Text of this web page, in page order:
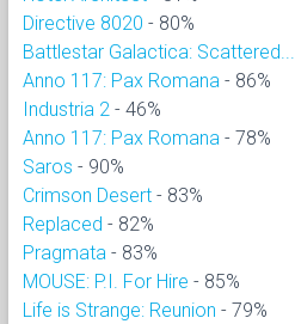
Directive 8020 - 80%
Battlestar Galactica: Scattered...
Anno 117: Pax Romana - 86%
Industria 2 - 46%
Anno 117: Pax Romana - 78%
Saros - 90%
Crimson Desert - 83%
Replaced - 82%
Pragmata - 83%
MOUSE: P.I. For Hire - 85%
Life is Strange: Reunion - 79%